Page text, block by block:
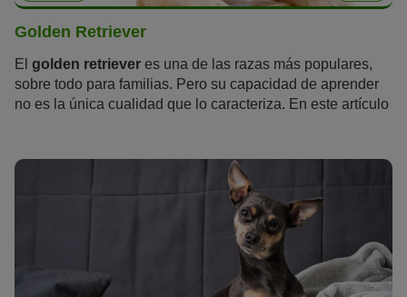
Golden Retriever
El golden retriever es una de las razas más populares,
sobre todo para familias. Pero su capacidad de aprender
no es la única cualidad que lo caracteriza. En este artículo